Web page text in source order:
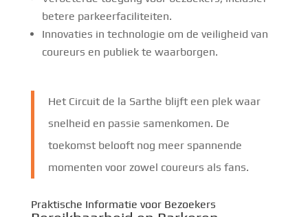
betere parkeerfaciliteiten.
Innovaties in technologie om de veiligheid van
coureurs en publiek te waarborgen.
Het Circuit de la Sarthe blijft een plek waar
snelheid en passie samenkomen. De
toekomst belooft nog meer spannende
momenten voor zowel coureurs als fans.
Praktische Informatie voor Bezoekers